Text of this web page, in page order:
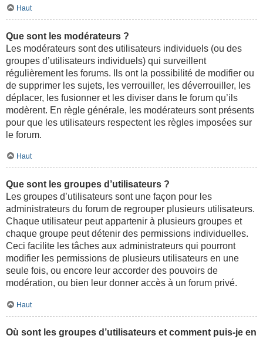
Haut
Que sont les modérateurs ?
Les modérateurs sont des utilisateurs individuels (ou des
groupes d’utilisateurs individuels) qui surveillent
régulièrement les forums. Ils ont la possibilité de modifier ou
de supprimer les sujets, les verrouiller, les déverrouiller, les
déplacer, les fusionner et les diviser dans le forum qu’ils
modèrent. En règle générale, les modérateurs sont présents
pour que les utilisateurs respectent les règles imposées sur
le forum.
Haut
Que sont les groupes d’utilisateurs ?
Les groupes d’utilisateurs sont une façon pour les
administrateurs du forum de regrouper plusieurs utilisateurs.
Chaque utilisateur peut appartenir à plusieurs groupes et
chaque groupe peut détenir des permissions individuelles.
Ceci facilite les tâches aux administrateurs qui pourront
modifier les permissions de plusieurs utilisateurs en une
seule fois, ou encore leur accorder des pouvoirs de
modération, ou bien leur donner accès à un forum privé.
Haut
Où sont les groupes d’utilisateurs et comment puis-je en